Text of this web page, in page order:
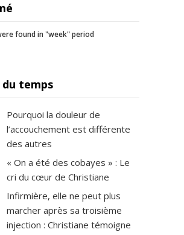
found in "week" period
du temps
Pourquoi la douleur de
l’accouchement est différente
des autres
« On a été des cobayes » : Le
cri du cœur de Christiane
Infirmière, elle ne peut plus
marcher après sa troisième
injection : Christiane témoigne